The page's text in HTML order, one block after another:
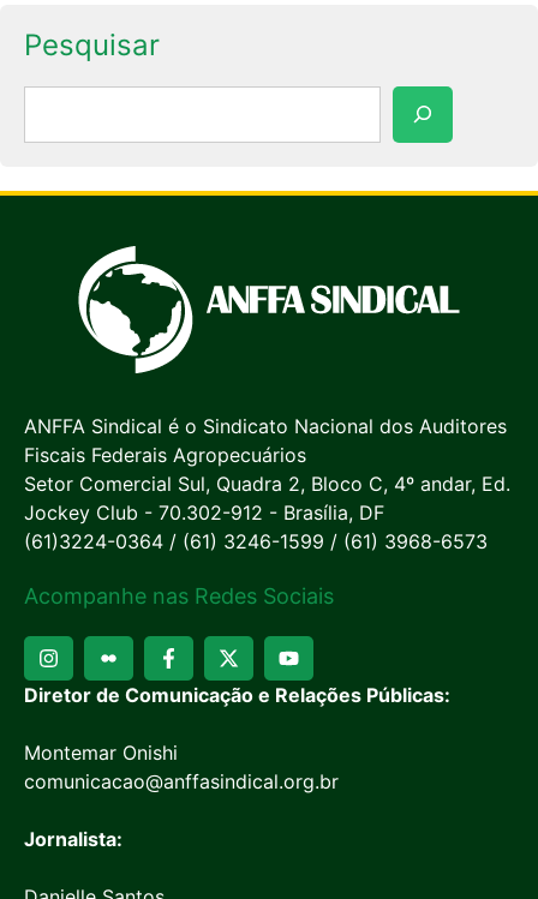
Pesquisar
ANFFA Sindical é o Sindicato Nacional dos Auditores
Fiscais Federais Agropecuários
Setor Comercial Sul, Quadra 2, Bloco C, 4º andar, Ed.
Jockey Club - 70.302-912 - Brasília, DF
(61)3224-0364 / (61) 3246-1599 / (61) 3968-6573
Acompanhe nas Redes Sociais
Diretor de Comunicação e Relações Públicas:
Montemar Onishi
comunicacao@anffasindical.org.br
Jornalista: